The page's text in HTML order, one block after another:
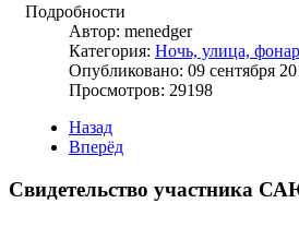
Подробности
Автор: menedger
Категория: Ночь, улица,
Опубликовано: 09 сентября
Просмотров: 29198
Назад
Вперёд
Свидетельство участника